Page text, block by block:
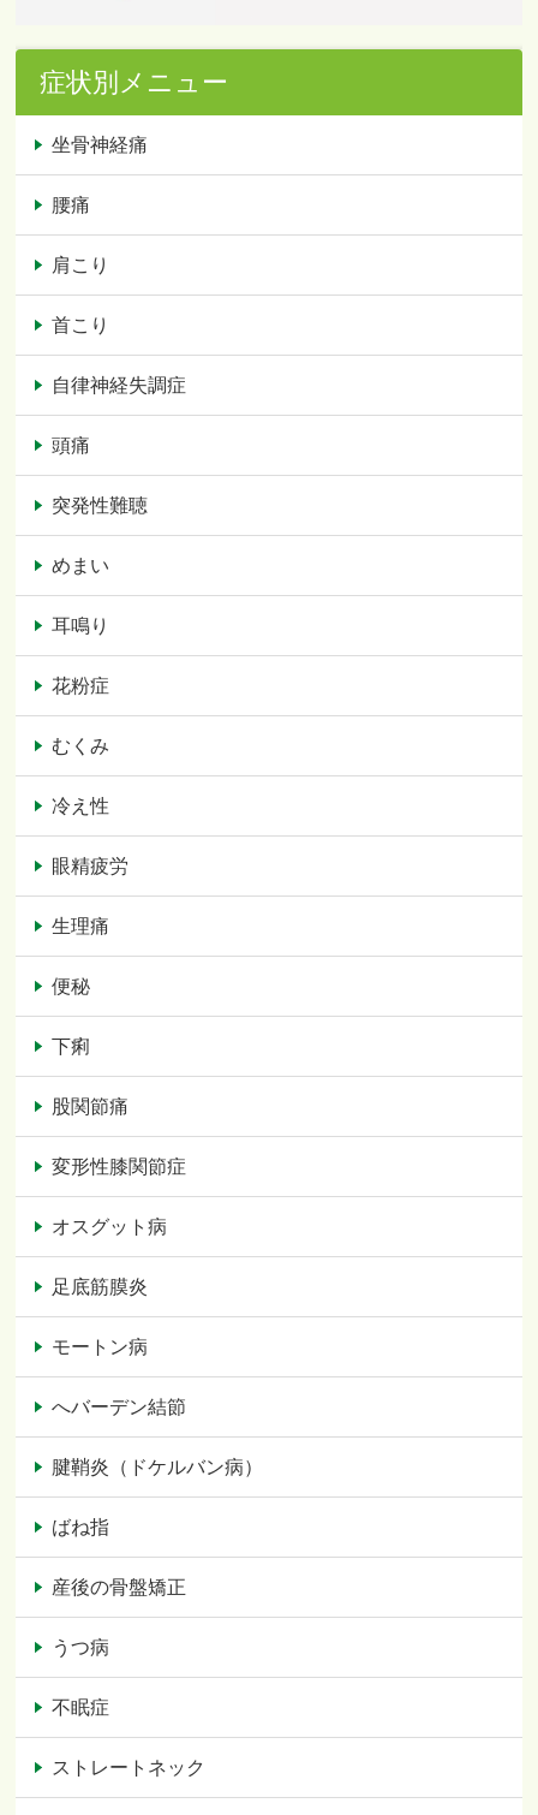
症状別メニュー
坐骨神経痛
腰痛
肩こり
首こり
自律神経失調症
頭痛
突発性難聴
めまい
耳鳴り
花粉症
むくみ
冷え性
眼精疲労
生理痛
便秘
下痢
股関節痛
変形性膝関節症
オスグット病
足底筋膜炎
モートン病
へバーデン結節
腱鞘炎（ドケルバン病）
ばね指
産後の骨盤矯正
うつ病
不眠症
ストレートネック